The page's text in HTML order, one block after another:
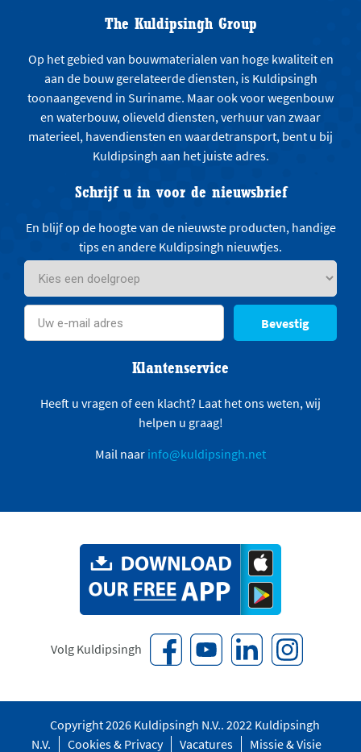
The Kuldipsingh Group
Op het gebied van bouwmaterialen van hoge kwaliteit en
aan de bouw gerelateerde diensten, is Kuldipsingh
toonaangevend in Suriname. Maar ook voor wegenbouw
en waterbouw, olieveld diensten, verhuur van zwaar
materieel, havendiensten en waardetransport, bent u bij
Kuldipsingh aan het juiste adres.
Schrijf u in voor de nieuwsbrief
En blijf op de hoogte van de nieuwste producten, handige
tips en andere Kuldipsingh nieuwtjes.
Bevestig
Klantenservice
Heeft u vragen of een klacht? Laat het ons weten, wij
helpen u graag!
Mail naar info@kuldipsingh.net
Volg Kuldipsingh
Copyright 2026 Kuldipsingh N.V.. 2022 Kuldipsingh
N.V.
Cookies & Privacy Vacatures Missie & Visie